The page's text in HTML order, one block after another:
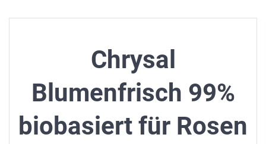
Chrysal
Blumenfrisch 99%
biobasiert für Rosen